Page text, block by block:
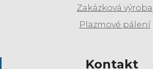
Zakázková výroba
Plazmové pálení
Kontakt